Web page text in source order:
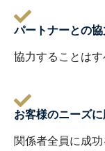
パートナーとの協
協力することは
お客様のニーズ
関係者全員に成